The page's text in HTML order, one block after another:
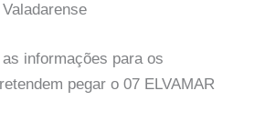
informações para os
pegar o 07 ELVAMAR